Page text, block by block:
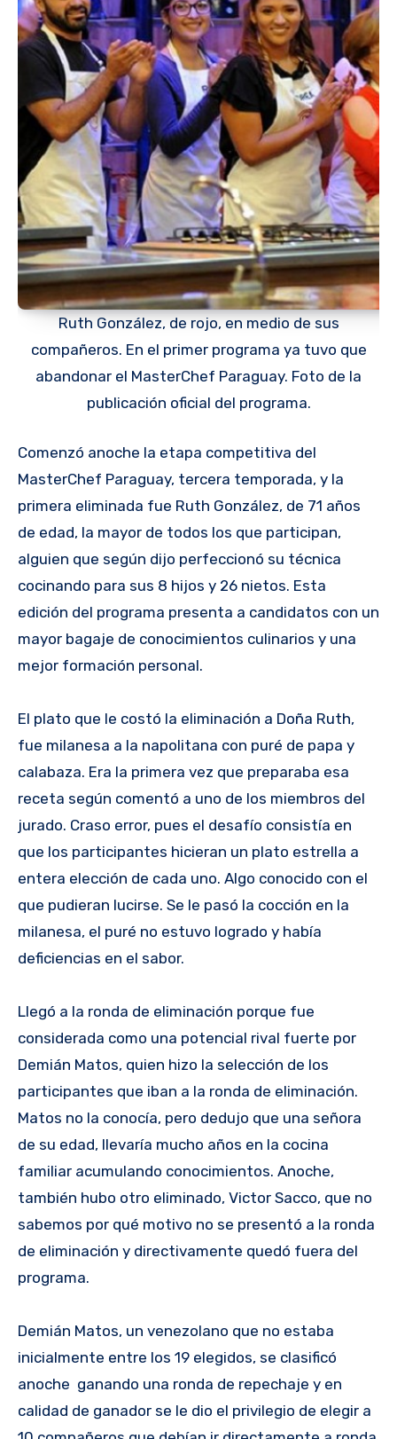
Ruth González, de rojo, en medio de sus
compañeros. En el primer programa ya tuvo que
abandonar el MasterChef Paraguay. Foto de la
publicación oficial del programa.
Comenzó anoche la etapa competitiva del
MasterChef Paraguay, tercera temporada, y la
primera eliminada fue Ruth González, de 71 años
de edad, la mayor de todos los que participan,
alguien que según dijo perfeccionó su técnica
cocinando para sus 8 hijos y 26 nietos. Esta
edición del programa presenta a candidatos con un
mayor bagaje de conocimientos culinarios y una
mejor formación personal.
El plato que le costó la eliminación a Doña Ruth,
fue milanesa a la napolitana con puré de papa y
calabaza. Era la primera vez que preparaba esa
receta según comentó a uno de los miembros del
jurado. Craso error, pues el desafío consistía en
que los participantes hicieran un plato estrella a
entera elección de cada uno. Algo conocido con el
que pudieran lucirse. Se le pasó la cocción en la
milanesa, el puré no estuvo logrado y había
deficiencias en el sabor.
Llegó a la ronda de eliminación porque fue
considerada como una potencial rival fuerte por
Demián Matos, quien hizo la selección de los
participantes que iban a la ronda de eliminación.
Matos no la conocía, pero dedujo que una señora
de su edad, llevaría mucho años en la cocina
familiar acumulando conocimientos. Anoche,
también hubo otro eliminado, Victor Sacco, que no
sabemos por qué motivo no se presentó a la ronda
de eliminación y directivamente quedó fuera del
programa.
Demián Matos, un venezolano que no estaba
inicialmente entre los 19 elegidos, se clasificó
anoche ganando una ronda de repechaje y en
calidad de ganador se le dio el privilegio de elegir a